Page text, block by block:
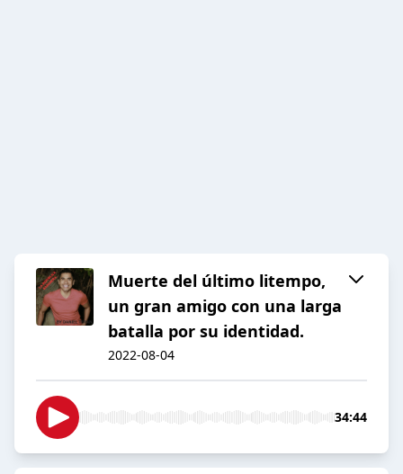
Muerte del último litempo,
un gran amigo con una larga
batalla por su identidad.
2022-08-04
34:44